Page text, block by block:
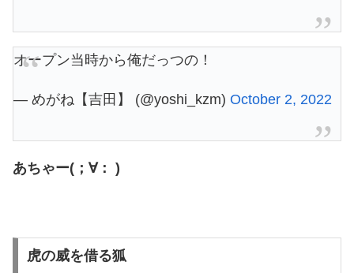
オープン当時から俺だっつの！
— めがね【吉田】 (@yoshi_kzm) October 2, 2022
あちゃー(；∀： )
虎の威を借る狐